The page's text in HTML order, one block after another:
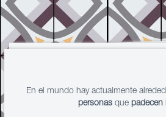
En el mundo hay actualmente
personasque padecen